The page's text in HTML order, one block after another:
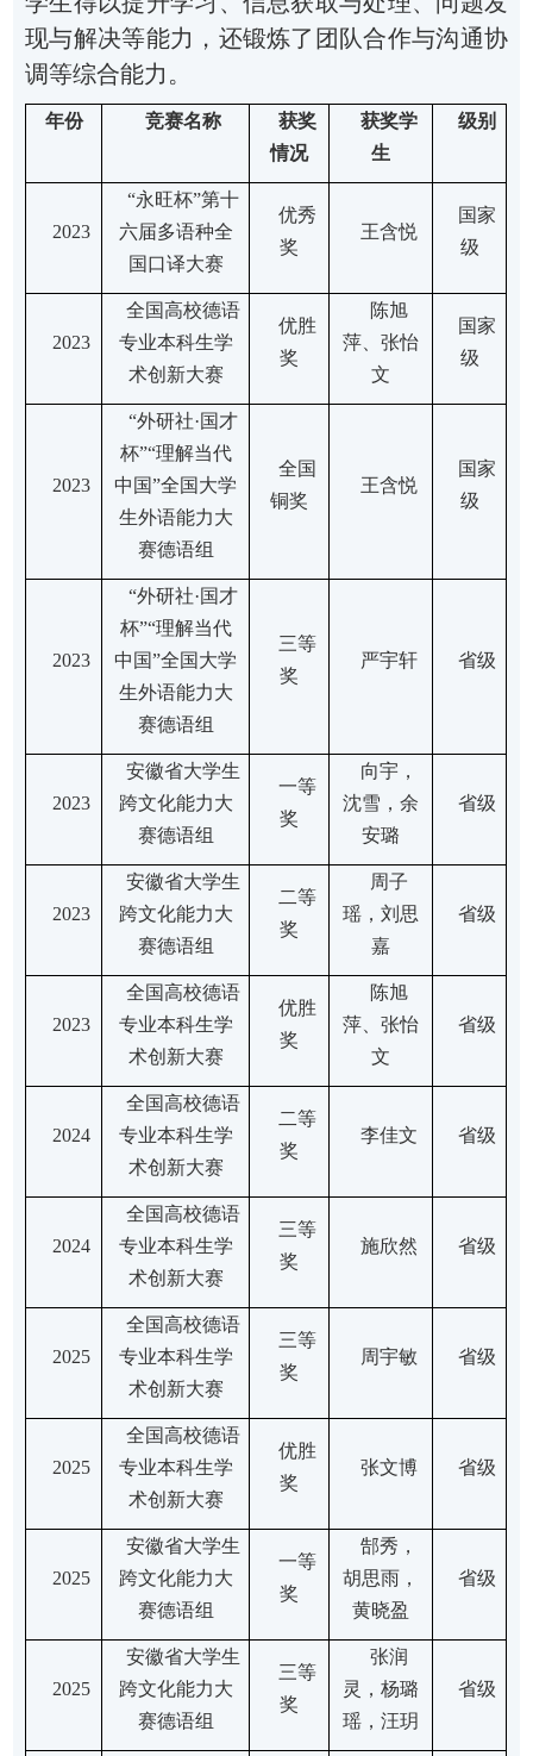
现与解决等能力，还锻炼了团队合作与沟通协
调等综合能力。
年份 竞赛名称
获奖
情况
获奖学
生
级别
2023
“永旺杯”第十
六届多语种全
国口译大赛
优秀
奖
王含悦
国家
级
2023
全国高校德语
专业本科生学
术创新大赛
优胜
奖
陈旭
萍、张怡
文
国家
级
2023
“外研社·国才
杯”“理解当代
中国”全国大学
生外语能力大
赛德语组
全国
铜奖
王含悦
国家
级
2023
“外研社·国才
杯”“理解当代
中国”全国大学
生外语能力大
赛德语组
三等
奖
严宇轩 省级
2023
安徽省大学生
跨文化能力大
赛德语组
一等
奖
向宇，
沈雪，余
安璐
省级
2023
安徽省大学生
跨文化能力大
赛德语组
二等
奖
周子
瑶，刘思
嘉
省级
2023
全国高校德语
专业本科生学
术创新大赛
优胜
奖
陈旭
萍、张怡
文
省级
2024
全国高校德语
专业本科生学
术创新大赛
二等
奖
李佳文 省级
2024
全国高校德语
专业本科生学
术创新大赛
三等
奖
施欣然 省级
2025
全国高校德语
专业本科生学
术创新大赛
三等
奖
周宇敏 省级
2025
全国高校德语
专业本科生学
术创新大赛
优胜
奖
张文博 省级
2025
安徽省大学生
跨文化能力大
赛德语组
一等
奖
郜秀 ，
胡思雨 ，
黄晓盈
省级
2025
安徽省大学生
跨文化能力大
赛德语组
三等
奖
张润
灵 ，杨璐
瑶 ，汪玥
省级